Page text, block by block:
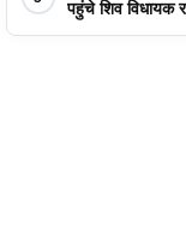
पहुंचे शिव विधायक